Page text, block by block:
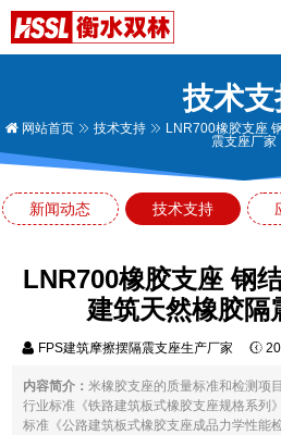
技术支
网站首页 技术支持
LNR700橡胶支座
震支座厂家
新闻动态 技术支持
LNR700橡胶支座 钢
建筑天然橡胶隔
FPS建筑摩擦摆隔震支座生产厂家
内容简介：米橡胶支座的质量标准和检测项
行业标准《铁路建筑板式橡胶支座规格系
标准《公路建筑板式橡胶支座成品力学性能